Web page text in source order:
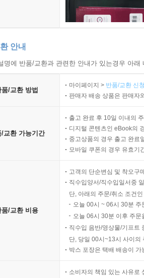
안내
명에 반품/교환과 관련한 안내가 있는경우 아
품/교환 방법
마이페이지 > 반품/교환 신
판매자 배송 상품은 판매자
/교환 가능기간
출고 완료 후 10일 이내의
디지털 콘텐츠인 eBook의
중고상품의 경우 출고 완료
모바일 쿠폰의 경우 유효기
품/교환 비용
고객의 단순변심 및 착오구
직수입양서/직수입일서중
단, 아래의 주문/취소 조건
오늘 00시 ~ 06시 30분
오늘 06시 30분 이후 주
직수입 음반/영상물/기프트
단, 당일 00시~13시 사이의
박스 포장은 택배 배송이
소비자의 책임 있는 사유로